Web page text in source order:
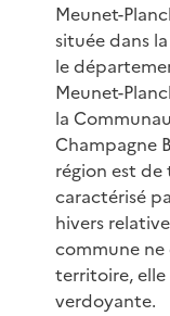
Meunet-
située dans la
le
Meunet-
la
Champagne
région est
caractérisé
hivers
commune ne
territoire,
verdoyante.